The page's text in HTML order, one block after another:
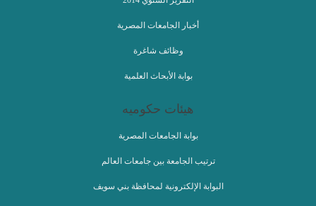
أخبار الجامعات المصرية
وظائف شاغرة
بوابة الأبحاث العلمية
هيئات حكوميه
بوابة الجامعات المصرية
ترتيب الجامعة بين جامعات العالم
البوابة الإلكترونية لمحافظة بني سويف